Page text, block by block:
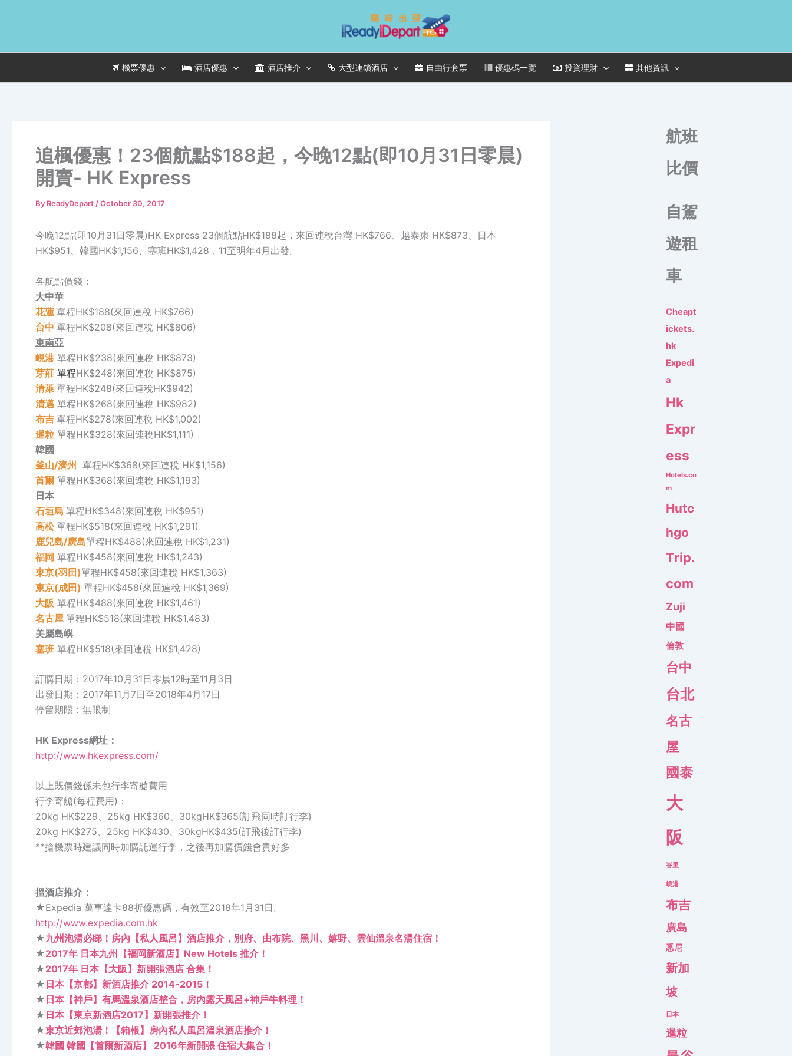
機票優惠 酒店優惠 酒店推介 大型連鎖酒店 自由行套票 優惠碼一覽 投資理財 其他資訊
追楓優惠！23個航點$188起，今晚12點(即10月31日零晨)
開賣- HK Express
By ReadyDepart /October 30, 2017
今晚12點(即10月31日零晨)HK Express 23個航點HK$188起，來回連稅台灣 HK$766、越泰柬 HK$873、日本
HK$951、韓國HK$1,156、塞班HK$1,428，11至明年4月出發。
各航點價錢：
大中華
花蓮 單程HK$188(來回連稅 HK$766)
台中 單程HK$208(來回連稅 HK$806)
東南亞
峴港單程HK$238(來回連稅 HK$873)
芽莊 單程HK$248(來回連稅 HK$875)
清萊 單程HK$248(來回連稅HK$942)
清邁 單程HK$268(來回連稅 HK$982)
布吉 單程HK$278(來回連稅 HK$1,002)
暹粒 單程HK$328(來回連稅HK$1,111)
韓國
釜山/濟州 單程HK$368(來回連稅 HK$1,156)
首爾 單程HK$368(來回連稅 HK$1,193)
日本
石垣島 單程HK$348(來回連稅 HK$951)
高松單程HK$518(來回連稅 HK$1,291)
鹿兒島/廣島單程HK$488(來回連稅 HK$1,231)
福岡 單程HK$458(來回連稅 HK$1,243)
東京(羽田)單程HK$458(來回連稅 HK$1,363)
東京(成田) 單程HK$458(來回連稅 HK$1,369)
大阪 單程HK$488(來回連稅 HK$1,461)
名古屋 單程HK$518(來回連稅 HK$1,483)
美屬島嶼
塞班 單程HK$518(來回連稅 HK$1,428)
訂購日期：2017年10月31日零晨12時至11月3日
出發日期：2017年11月7日至2018年4月17日
停留期限：無限制
HK Express網址：
http://www.hkexpress.com/
以上既價錢係未包行李寄艙費用
行李寄艙(每程費用)：
20kg HK$229、25kg HK$360、30kgHK$365(訂飛同時訂行李)
20kg HK$275、25kg HK$430、30kgHK$435(訂飛後訂行李)
**搶機票時建議同時加購託運行李，之後再加購價錢會貴好多
搵酒店推介：
★Expedia 萬事達卡88折優惠碼，有效至2018年1月31日。
http://www.expedia.com.hk
★九州泡湯必睇！房內【私人風呂】酒店推介，別府、由布院、黑川、嬉野、雲仙溫泉名湯住宿！
★2017年 日本九州【福岡新酒店】New Hotels 推介！
★2017年 日本【大阪】新開張酒店 合集！
★ 日本【京都】新酒店推介 2014-2015！
★ 日本【神戶】有馬溫泉酒店整合，房內露天風呂+神戶牛料理！
★ 日本【東京新酒店2017】新開張推介！
★東京近郊泡湯！【箱根】房內私人風呂溫泉酒店推介！
★韓國 韓國【首爾新酒店】 2016年新開張 住宿大集合！
航班
比價
自駕
遊租
車
Cheapt
ickets.
hk
Expedi
a
Hk
Expr
ess
Hotels.co
m
Hutc
hgo
Trip.
com
Zuji
中國
倫敦
台中
台北
名古
屋
國泰
大
阪
峇里
峴港
布吉
廣島
悉尼
新加
坡
日本
暹粒